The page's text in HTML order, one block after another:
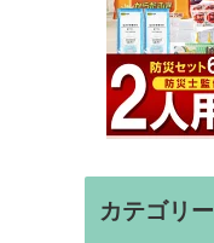
カテゴリー